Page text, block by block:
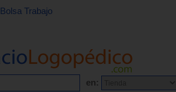
Bolsa Trabajo
en: